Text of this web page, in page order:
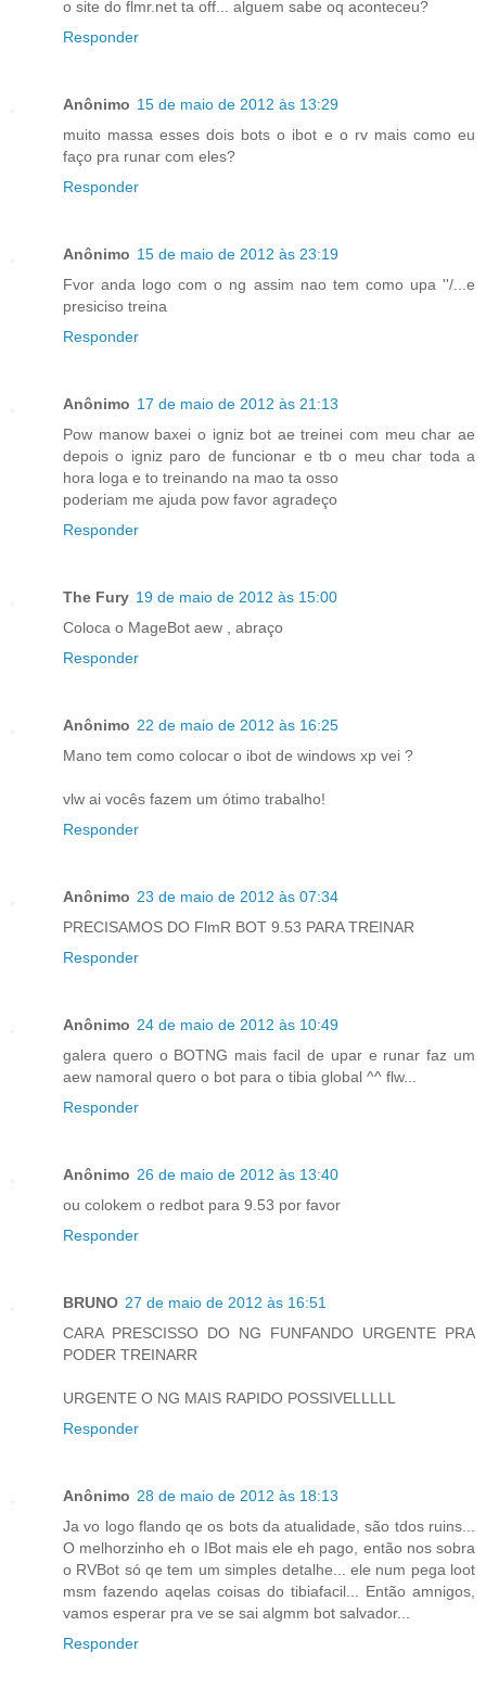
o site do flmr.net ta off... alguem sabe oq aconteceu?
Responder
Anônimo 15 de maio de 2012 às 13:29
muito massa esses dois bots o ibot e o rv mais como eu
faço pra runar com eles?
Responder
Anônimo 15 de maio de 2012 às 23:19
Fvor anda logo com o ng assim nao tem como upa ''/...e
presiciso treina
Responder
Anônimo 17 de maio de 2012 às 21:13
Pow manow baxei o igniz bot ae treinei com meu char ae
depois o igniz paro de funcionar e tb o meu char toda a
hora loga e to treinando na mao ta osso
poderiam me ajuda pow favor agradeço
Responder
The Fury 19 de maio de 2012 às 15:00
Coloca o MageBot aew , abraço
Responder
Anônimo 22 de maio de 2012 às 16:25
Mano tem como colocar o ibot de windows xp vei ?
vlw ai vocês fazem um ótimo trabalho!
Responder
Anônimo 23 de maio de 2012 às 07:34
PRECISAMOS DO FlmR BOT 9.53 PARA TREINAR
Responder
Anônimo 24 de maio de 2012 às 10:49
galera quero o BOTNG mais facil de upar e runar faz um
aew namoral quero o bot para o tibia global ^^ flw...
Responder
Anônimo 26 de maio de 2012 às 13:40
ou colokem o redbot para 9.53 por favor
Responder
BRUNO 27 de maio de 2012 às 16:51
CARA PRESCISSO DO NG FUNFANDO URGENTE PRA
PODER TREINARR
URGENTE O NG MAIS RAPIDO POSSIVELLLLL
Responder
Anônimo 28 de maio de 2012 às 18:13
Ja vo logo flando qe os bots da atualidade, são tdos ruins...
O melhorzinho eh o IBot mais ele eh pago, então nos sobra
o RVBot só qe tem um simples detalhe... ele num pega loot
msm fazendo aqelas coisas do tibiafacil... Então amnigos,
vamos esperar pra ve se sai algmm bot salvador...
Responder